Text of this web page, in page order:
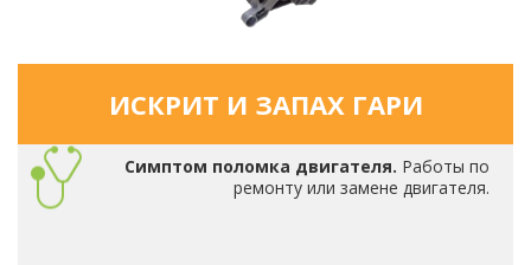
ИСКРИТ И ЗАПАХ ГАРИ
Симптом поломка двигателя. Работы по
ремонту или замене двигателя.